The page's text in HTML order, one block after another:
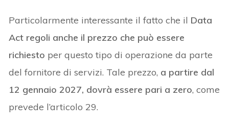
Particolarmente interessante il fatto che il Data
Act regoli anche il prezzo che può essere
richiesto per questo tipo di operazione da parte
del fornitore di servizi. Tale prezzo, a partire dal
12 gennaio 2027, dovrà essere pari a zero, come
prevede l’articolo 29.